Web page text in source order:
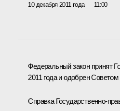
10 декабря 2011 года 11:00
Федеральный закон принят
2011 года и одобрен
Справка Государственно-